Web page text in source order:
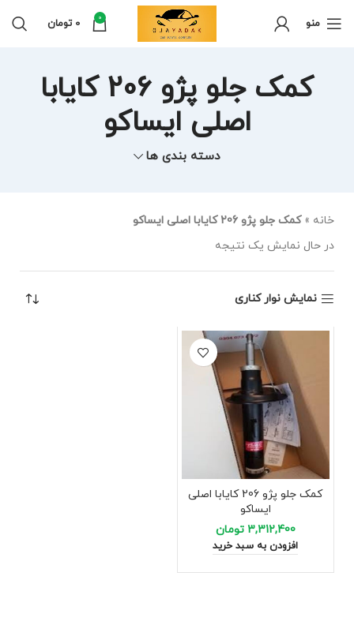
منو 0
0 تومان
کمک جلو پژو 206 کایابا
اصلی ایساکو
دسته بندی ها
خانه »کمک جلو پژو 206 کایابا اصلی ایساکو
در حال نمایش یک نتیجه
نمایش نوار کناری
کمک جلو پژو 206 کایابا اصلی
ایساکو
3,312,400 تومان
افزودن به سبد خرید